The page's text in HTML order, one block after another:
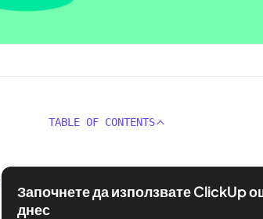
TABLE OF CONTENTS
Започнете да използвате ClickUp
днес